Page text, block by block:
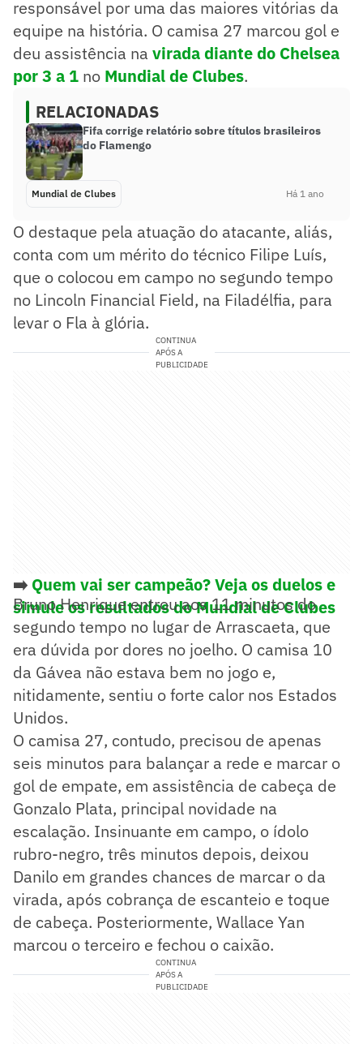
responsável por uma das maiores vitórias da
equipe na história. O camisa 27 marcou gol e
deu assistência na virada diante do Chelsea
por 3 a 1 no Mundial de Clubes.
RELACIONADAS
Fifa corrige relatório sobre títulos brasileiros
do Flamengo
Mundial de Clubes Há 1 ano
O destaque pela atuação do atacante, aliás,
conta com um mérito do técnico Filipe Luís,
que o colocou em campo no segundo tempo
no Lincoln Financial Field, na Filadélfia, para
levar o Fla à glória.
CONTINUA
APÓS A
PUBLICIDADE
➡️ Quem vai ser campeão? Veja os duelos e
simule os resultados do Mundial de Clubes
Bruno Henrique entrou aos 11 minutos do
segundo tempo no lugar de Arrascaeta, que
era dúvida por dores no joelho. O camisa 10
da Gávea não estava bem no jogo e,
nitidamente, sentiu o forte calor nos Estados
Unidos.
O camisa 27, contudo, precisou de apenas
seis minutos para balançar a rede e marcar o
gol de empate, em assistência de cabeça de
Gonzalo Plata, principal novidade na
escalação. Insinuante em campo, o ídolo
rubro-negro, três minutos depois, deixou
Danilo em grandes chances de marcar o da
virada, após cobrança de escanteio e toque
de cabeça. Posteriormente, Wallace Yan
marcou o terceiro e fechou o caixão.
CONTINUA
APÓS A
PUBLICIDADE